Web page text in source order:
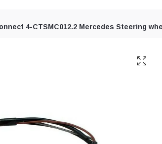
4-CTSMC012.2 Mercedes Steering